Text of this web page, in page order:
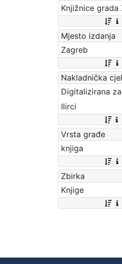
Knjižnice grada
Mjesto izdanja
Zagreb
Nakladnička
Ilirci
Vrsta građe
knjiga
Zbirka
Knjige